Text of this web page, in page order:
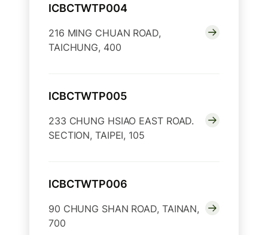
ICBCTWTP004
216 MING CHUAN ROAD,
TAICHUNG, 400
ICBCTWTP005
233 CHUNG HSIAO EAST ROAD.
SECTION, TAIPEI, 105
ICBCTWTP006
90 CHUNG SHAN ROAD, TAINAN,
700